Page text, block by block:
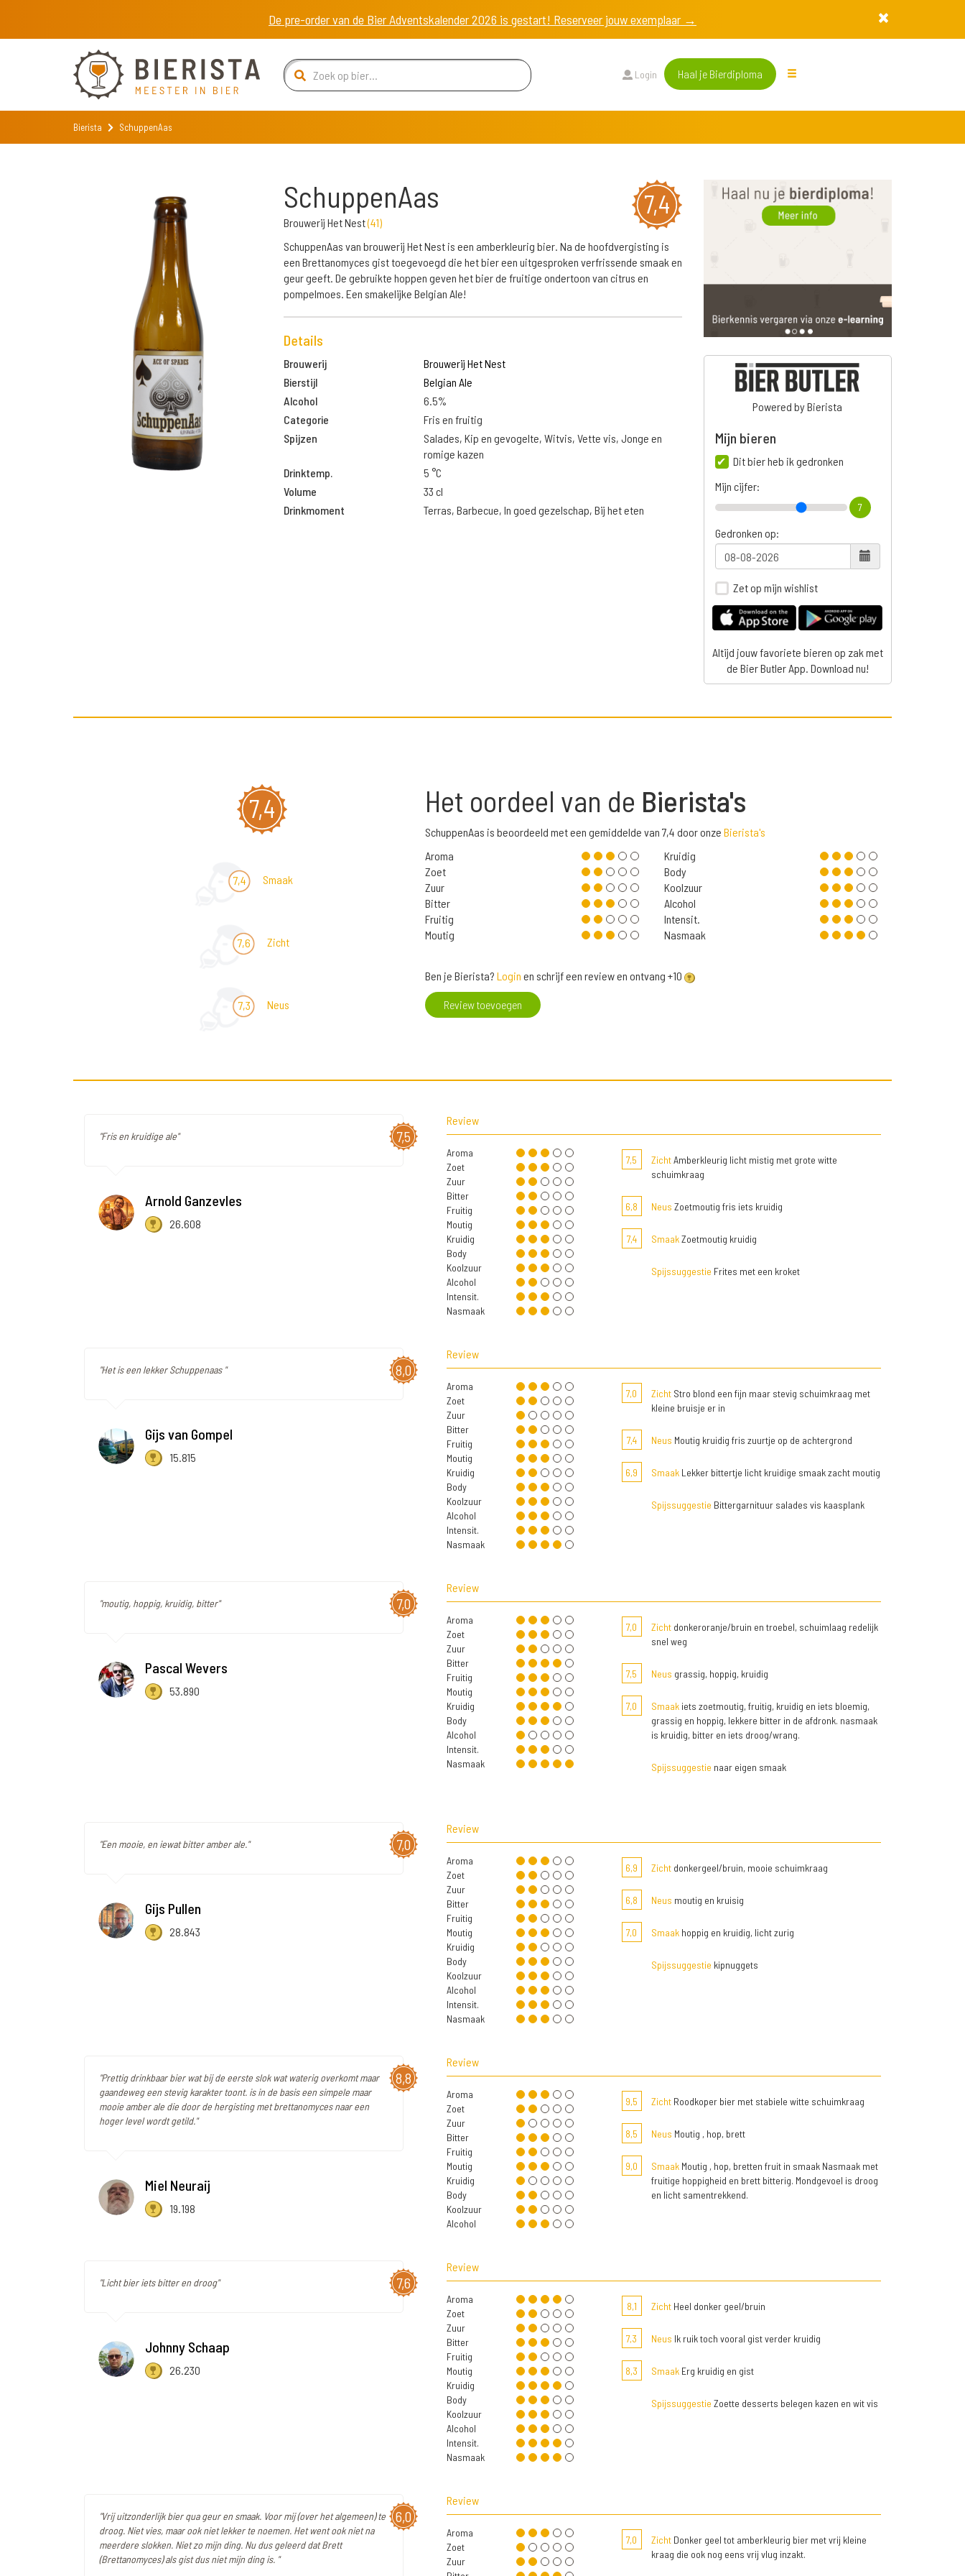
De pre-order van de Bier Adventskalender 2026 is gestart! Reserveer jouw exemplaar →
Login Haal je Bierdiploma
Bierista SchuppenAas
7,4
SchuppenAas
Brouwerij Het Nest(41)
SchuppenAas van brouwerij Het Nest is een amberkleurig bier. Na de hoofdvergisting is
een Brettanomyces gist toegevoegd die het bier een uitgesproken verfrissende smaak en
geur geeft. De gebruikte hoppen geven het bier de fruitige ondertoon van citrus en
pompelmoes. Een smakelijke Belgian Ale!
Details
Brouwerij
Brouwerij Het Nest
Bierstijl
Belgian Ale
Alcohol
6.5%
Categorie
Fris en fruitig
Spijzen
Salades, Kip en gevogelte, Witvis, Vette vis, Jonge en
romige kazen
Drinktemp.
5 °C
Volume
33 cl
Drinkmoment
Terras, Barbecue, In goed gezelschap, Bij het eten
Powered by Bierista
Mijn bieren
Dit bier heb ik gedronken
Mijn cijfer:
7
Gedronken op:
Zet op mijn wishlist
Altijd jouw favoriete bieren op zak met
de Bier Butler App. Download nu!
7,4
7,4 Smaak
7,6 Zicht
7,3 Neus
Het oordeel van de Bierista's
SchuppenAas is beoordeeld met een gemiddelde van 7,4 door onze Bierista's
Aroma
Zoet
Zuur
Bitter
Fruitig
Moutig
Kruidig
Body
Koolzuur
Alcohol
Intensit.
Nasmaak
Ben je Bierista? Login en schrijf een review en ontvang +10
Review toevoegen
7,5
"Fris en kruidige ale"
Arnold Ganzevles
26.608
Review
Aroma
Zoet
Zuur
Bitter
Fruitig
Moutig
Kruidig
Body
Koolzuur
Alcohol
Intensit.
Nasmaak
7,5 ZichtAmberkleurig licht mistig met grote witte
schuimkraag
6,8 Neus Zoetmoutig fris iets kruidig
7,4 SmaakZoetmoutig kruidig
Spijssuggestie Frites met een kroket
8,0
"Het is een lekker Schuppenaas "
Gijs van Gompel
15.815
Review
Aroma
Zoet
Zuur
Bitter
Fruitig
Moutig
Kruidig
Body
Koolzuur
Alcohol
Intensit.
Nasmaak
7,0 ZichtStro blond een fijn maar stevig schuimkraag met
kleine bruisje er in
7,4 Neus Moutig kruidig fris zuurtje op de achtergrond
6,9 SmaakLekker bittertje licht kruidige smaak zacht moutig
Spijssuggestie Bittergarnituur salades vis kaasplank
7,0
"moutig, hoppig, kruidig, bitter"
Pascal Wevers
53.890
Review
Aroma
Zoet
Zuur
Bitter
Fruitig
Moutig
Kruidig
Body
Alcohol
Intensit.
Nasmaak
7,0 Zichtdonkeroranje/bruin en troebel, schuimlaag redelijk
snel weg
7,5 Neus grassig, hoppig, kruidig
7,0 Smaakiets zoetmoutig, fruitig, kruidig en iets bloemig,
grassig en hoppig, lekkere bitter in de afdronk. nasmaak
is kruidig, bitter en iets droog/wrang.
Spijssuggestie naar eigen smaak
7,0
"Een mooie, en iewat bitter amber ale."
Gijs Pullen
28.843
Review
Aroma
Zoet
Zuur
Bitter
Fruitig
Moutig
Kruidig
Body
Koolzuur
Alcohol
Intensit.
Nasmaak
6,9 Zichtdonkergeel/bruin, mooie schuimkraag
6,8 Neus moutig en kruisig
7,0 Smaakhoppig en kruidig, licht zurig
Spijssuggestie kipnuggets
8,8
"Prettig drinkbaar bier wat bij de eerste slok wat waterig overkomt maar
gaandeweg een stevig karakter toont. is in de basis een simpele maar
mooie amber ale die door de hergisting met brettanomyces naar een
hoger level wordt getild."
Miel Neuraij
19.198
Review
Aroma
Zoet
Zuur
Bitter
Fruitig
Moutig
Kruidig
Body
Koolzuur
Alcohol
9,5 ZichtRoodkoper bier met stabiele witte schuimkraag
8,5 Neus Moutig , hop, brett
9,0 SmaakMoutig , hop, bretten fruit in smaak Nasmaak met
fruitige hoppigheid en brett bitterig. Mondgevoel is droog
en licht samentrekkend.
7,6
"Licht bier iets bitter en droog"
Johnny Schaap
26.230
Review
Aroma
Zoet
Zuur
Bitter
Fruitig
Moutig
Kruidig
Body
Koolzuur
Alcohol
Intensit.
Nasmaak
8,1 ZichtHeel donker geel/bruin
7,3 Neus Ik ruik toch vooral gist verder kruidig
8,3 SmaakErg kruidig en gist
Spijssuggestie Zoette desserts belegen kazen en wit vis
6,0
"Vrij uitzonderlijk bier qua geur en smaak. Voor mij (over het algemeen) te
droog. Niet vies, maar ook niet lekker te noemen. Het went ook niet na
meerdere slokken. Niet zo mijn ding. Nu dus geleerd dat Brett
(Brettanomyces) als gist dus niet mijn ding is. "
Review
Aroma
Zoet
Zuur
7,0 ZichtDonker geel tot amberkleurig bier met vrij kleine
kraag die ook nog eens vrij vlug inzakt.